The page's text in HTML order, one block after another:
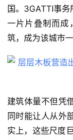
国。3GATTI事
一片片叠制而成
筑，成为该城市
建筑体量不但凭
同时能让人从外
实上，这些尺度